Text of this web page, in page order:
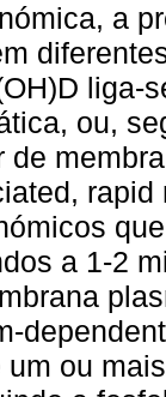
a
liga-
ou,
de
a 1-2
ou